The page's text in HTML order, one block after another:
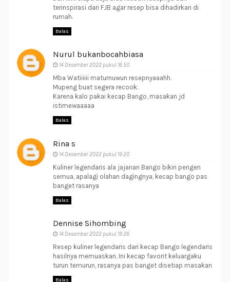
terinspirasi dari FJB agar resep bisa dihadirkan di
rumah.
Balas
Nurul bukanbocahbiasa
14 Desember 2022 pukul 16.50
Mba Watiiiiii maturnuwun resepnyaaahh.
Mupeng buat segera recook.
Karena kalo pakai kecap Bango, masakan jd
istimewaaaaa
Balas
Rina s
14 Desember 2022 pukul 19.20
Kuliner legendaris ala jajanan Bango bikin pengen
semua, apalagi olahan dagingnya, kecap bango pas
banget rasanya
Balas
Dennise Sihombing
14 Desember 2022 pukul 19.26
Resep kuliner legendaris dari kecap Bango legendaris
hasilnya memuaskan. Ini kecap favorit keluargaku
turun temurun, rasanya pas banget disetiap masakan
Balas